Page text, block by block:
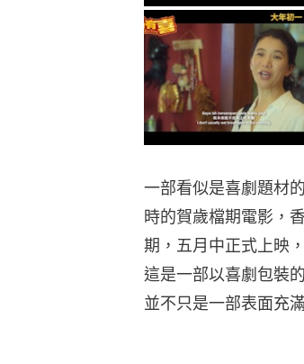
一部看似是喜劇題材
時的賀歲檔期電影，
期，五月中正式上映
這是一部以喜劇包裝
並不只是一部表面充